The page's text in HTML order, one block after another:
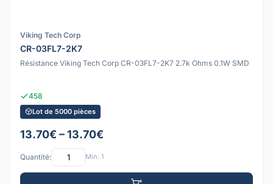
Viking Tech Corp
CR-03FL7-2K7
Résistance Viking Tech Corp CR-03FL7-2K7 2.7k Ohms 0.1W SMD
458
Lot de 5000 pièces
13.70€ – 13.70€
Quantité: Min: 1